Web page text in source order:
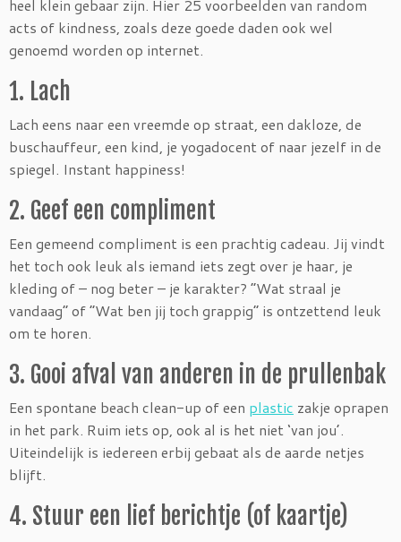
heel klein gebaar zijn. Hier 25 voorbeelden van random
acts of kindness, zoals deze goede daden ook wel
genoemd worden op internet.
1. Lach
Lach eens naar een vreemde op straat, een dakloze, de
buschauffeur, een kind, je yogadocent of naar jezelf in de
spiegel. Instant happiness!
2. Geef een compliment
Een gemeend compliment is een prachtig cadeau. Jij vindt
het toch ook leuk als iemand iets zegt over je haar, je
kleding of – nog beter – je karakter? “Wat straal je
vandaag” of “Wat ben jij toch grappig” is ontzettend leuk
om te horen.
3. Gooi afval van anderen in de prullenbak
Een spontane beach clean-up of een plastic zakje oprapen
in het park. Ruim iets op, ook al is het niet ‘van jou’.
Uiteindelijk is iedereen erbij gebaat als de aarde netjes
blijft.
4. Stuur een lief berichtje (of kaartje)